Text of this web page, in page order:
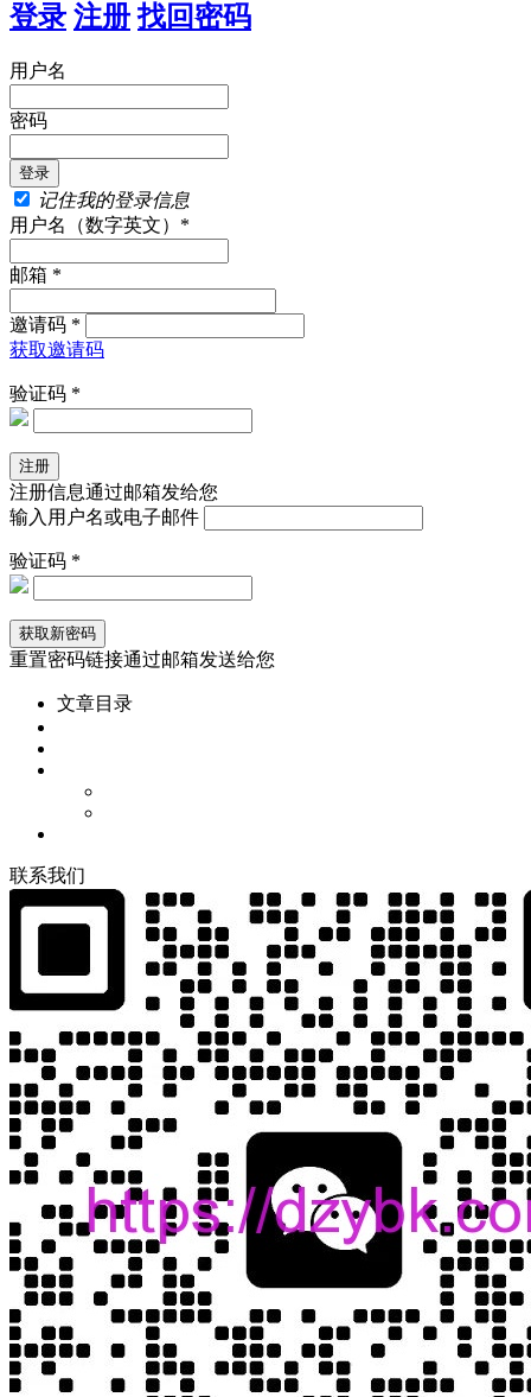
登录 注册 找回密码
用户名
密码
记住我的登录信息
用户名（数字英文）*
邮箱 *
邀请码 *
获取邀请码
验证码 *
注册信息通过邮箱发给您
输入用户名或电子邮件
验证码 *
重置密码链接通过邮箱发送给您
文章目录
联系我们